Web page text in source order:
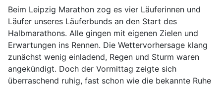
Beim Leipzig Marathon zog es vier Läuferinnen und
Läufer unseres Läuferbunds an den Start des
Halbmarathons. Alle gingen mit eigenen Zielen und
Erwartungen ins Rennen. Die Wettervorhersage klang
zunächst wenig einladend, Regen und Sturm waren
angekündigt. Doch der Vormittag zeigte sich
überraschend ruhig, fast schon wie die bekannte Ruhe